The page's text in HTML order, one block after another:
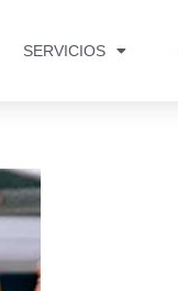
SERVICIOS